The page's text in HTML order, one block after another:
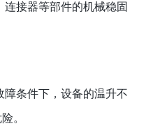
连接器等部件的机械稳固
障条件下，设备的温升不
。